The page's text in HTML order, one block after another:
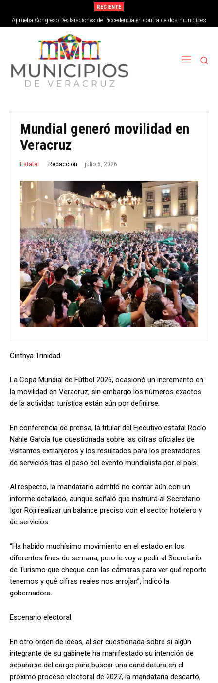
RECIENTE
Aprueba Congreso Declaraciones de Procedencia en contra de dos munícipes
Mundial generó movilidad en
Veracruz
Estatal Redacción julio 6, 2026
Cinthya Trinidad
La Copa Mundial de Fútbol 2026, ocasionó un incremento en
la movilidad en Veracruz, sin embargo los números exactos
de la actividad turística están aún por definirse.
En conferencia de prensa, la titular del Ejecutivo estatal Rocío
Nahle Garcia fue cuestionada sobre las cifras oficiales de
visitantes extranjeros y los resultados para los prestadores
de servicios tras el paso del evento mundialista por el país.
Al respecto, la mandatario admitió no contar aún con un
informe detallado, aunque señaló que instruirá al Secretario
Igor Rojí realizar un balance preciso con el sector hotelero y
de servicios.
“Ha habido muchísimo movimiento en el estado en los
diferentes fines de semana, pero le voy a pedir al Secretario
de Turismo que cheque con las cámaras para ver qué reporte
tenemos y qué cifras reales nos arrojan”, indicó la
gobernadora.
Escenario electoral
En otro orden de ideas, al ser cuestionada sobre si algún
integrante de su gabinete ha manifestado su intención de
separarse del cargo para buscar una candidatura en el
próximo proceso electoral de 2027, la mandataria descartó,